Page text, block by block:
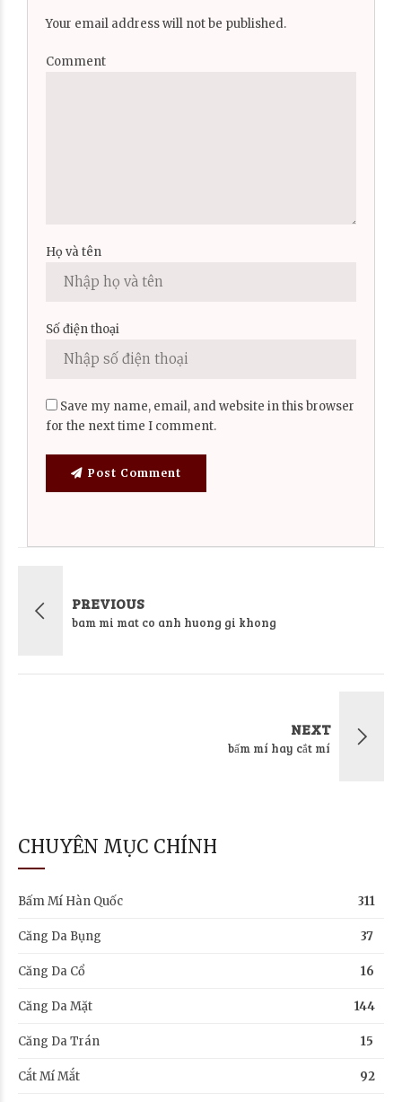
Your email address will not be published.
Comment
Họ và tên
Số điện thoại
Save my name, email, and website in this browser
for the next time I comment.
Post Comment
PREVIOUS
bam mi mat co anh huong gi khong
NEXT
bấm mí hay cắt mí
CHUYÊN MỤC CHÍNH
Bấm Mí Hàn Quốc 311
Căng Da Bụng 37
Căng Da Cổ 16
Căng Da Mặt 144
Căng Da Trán 15
Cắt Mí Mắt 92